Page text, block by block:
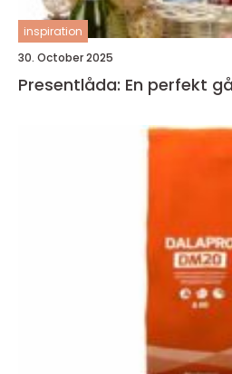
inspiration
30. October 2025
Presentlåda: En perfekt